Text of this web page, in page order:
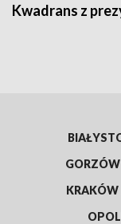
Kwadrans z
KRAKÓW